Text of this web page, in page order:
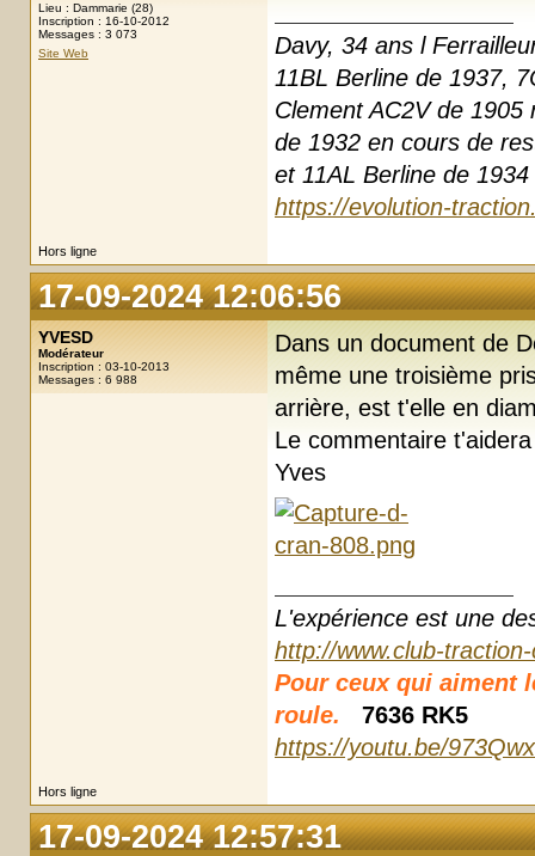
Lieu : Dammarie (28)
Inscription : 16-10-2012
Messages : 3 073
Site Web
Davy, 34 ans l
11BL Berline de 1937,
Clement AC2V de
de 1932 en cours de
et 11AL Berline de
https://evolution-
Hors ligne
17-09-2024 12:06:56
YVESD
Modérateur
Inscription : 03-10-2013
Messages : 6 988
Dans un document de
même une troisième
arrière, est t'elle en
Le commentaire
Yves
L'expérience est une
http://www.club-
Pour ceux qui aiment
roule.
7636 RK5
https://youtu.be/
Hors ligne
17-09-2024 12:57:31